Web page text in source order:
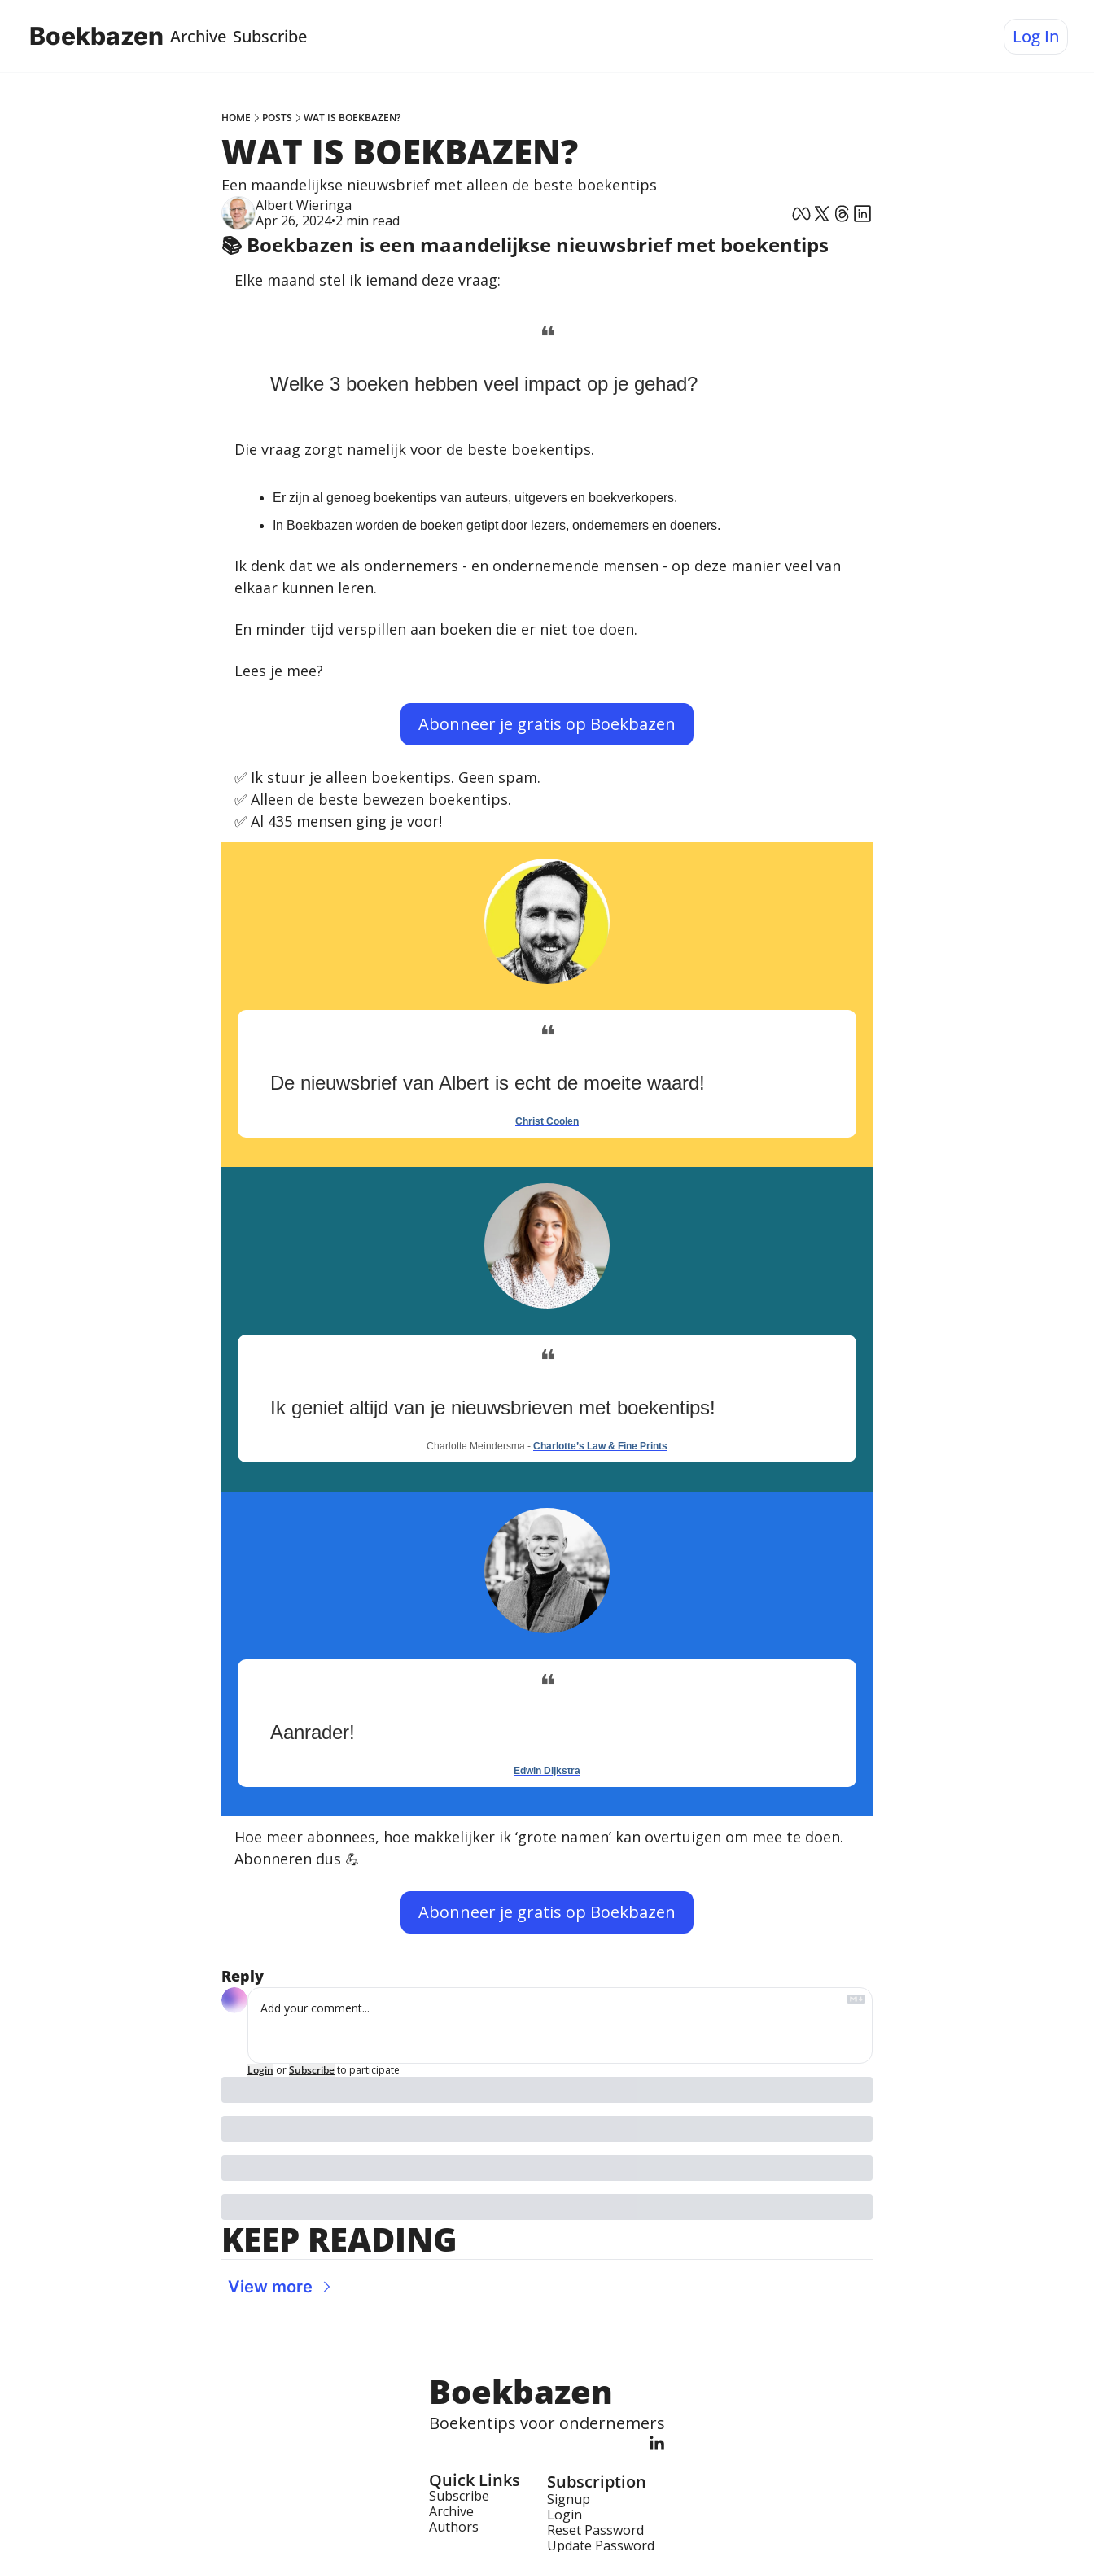
Boekbazen Archive Subscribe Log In
HOME POSTS WAT IS BOEKBAZEN?
WAT IS BOEKBAZEN?
Een maandelijkse nieuwsbrief met alleen de beste boekentips
Albert Wieringa
Apr 26, 2024•2 min read
📚 Boekbazen is een maandelijkse nieuwsbrief met boekentips
Elke maand stel ik iemand deze vraag:
❝
Welke 3 boeken hebben veel impact op je gehad?
Die vraag zorgt namelijk voor de beste boekentips.
Er zijn al genoeg boekentips van auteurs, uitgevers en boekverkopers.
In Boekbazen worden de boeken getipt door lezers, ondernemers en doeners.
Ik denk dat we als ondernemers - en ondernemende mensen - op deze manier veel van
elkaar kunnen leren.
En minder tijd verspillen aan boeken die er niet toe doen.
Lees je mee?
Abonneer je gratis op Boekbazen
✅ Ik stuur je alleen boekentips. Geen spam.
✅ Alleen de beste bewezen boekentips.
✅ Al 435 mensen ging je voor!
❝
De nieuwsbrief van Albert is echt de moeite waard!
Christ Coolen
❝
Ik geniet altijd van je nieuwsbrieven met boekentips!
Charlotte Meindersma - Charlotte’s Law & Fine Prints
❝
Aanrader!
Edwin Dijkstra
Hoe meer abonnees, hoe makkelijker ik ‘grote namen’ kan overtuigen om mee te doen.
Abonneren dus 💪
Abonneer je gratis op Boekbazen
Reply
Login orSubscribeto participate
KEEP READING
View more
Boekbazen
Boekentips voor ondernemers
Quick Links
Subscribe
Archive
Authors
Subscription
Signup
Login
Reset Password
Update Password